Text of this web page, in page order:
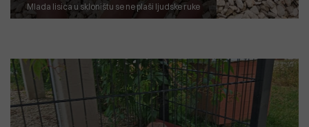
Mlada lisica u skloništu se ne plaši ljudske ruke